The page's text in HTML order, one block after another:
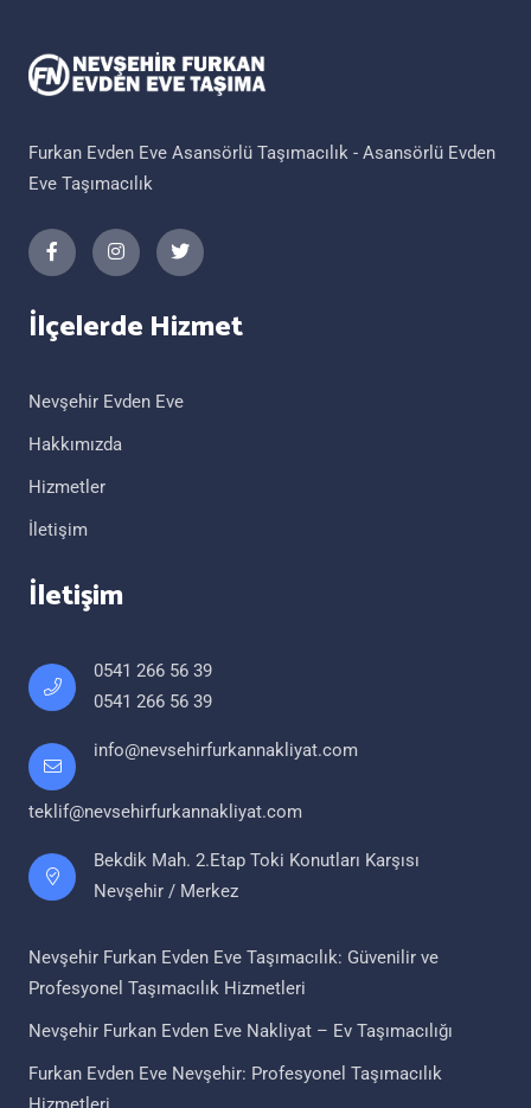
Furkan Evden Eve Asansörlü Taşımacılık - Asansörlü Evden
Eve Taşımacılık
İlçelerde Hizmet
Nevşehir Evden Eve
Hakkımızda
Hizmetler
İletişim
İletişim
0541 266 56 39
0541 266 56 39
info@nevsehirfurkannakliyat.com
teklif@nevsehirfurkannakliyat.com
Bekdik Mah. 2.Etap Toki Konutları Karşısı
Nevşehir / Merkez
Nevşehir Furkan Evden Eve Taşımacılık: Güvenilir ve
Profesyonel Taşımacılık Hizmetleri
Nevşehir Furkan Evden Eve Nakliyat – Ev Taşımacılığı
Furkan Evden Eve Nevşehir: Profesyonel Taşımacılık